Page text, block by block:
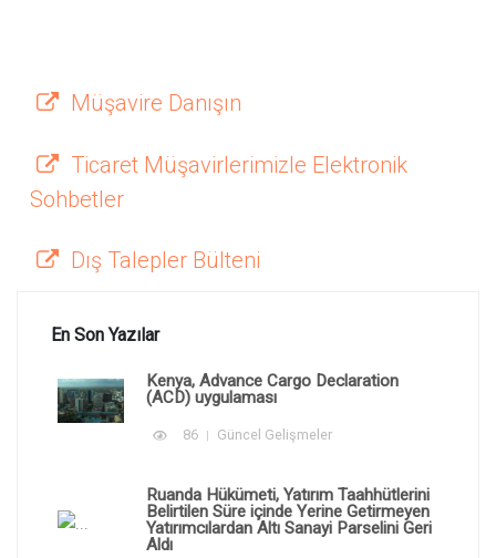
Müşavire Danışın
Ticaret Müşavirlerimizle Elektronik
Sohbetler
Dış Talepler Bülteni
En Son Yazılar
Kenya, Advance Cargo Declaration
(ACD) uygulaması
86 Güncel Gelişmeler
Ruanda Hükümeti, Yatırım Taahhütlerini
Belirtilen Süre içinde Yerine Getirmeyen
Yatırımcılardan Altı Sanayi Parselini Geri
Aldı